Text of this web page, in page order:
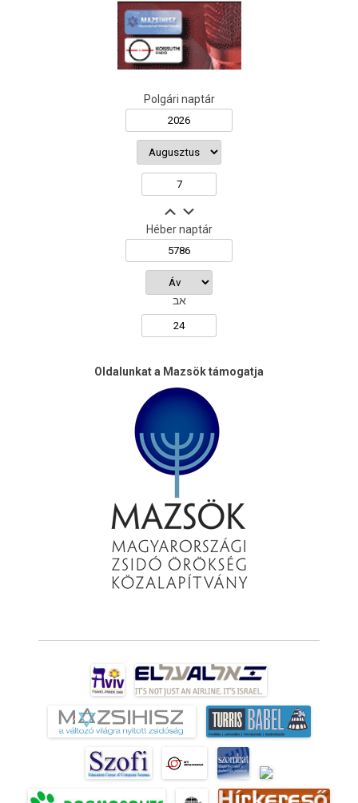
Polgári naptár
Héber naptár
אב
Oldalunkat a Mazsök támogatja